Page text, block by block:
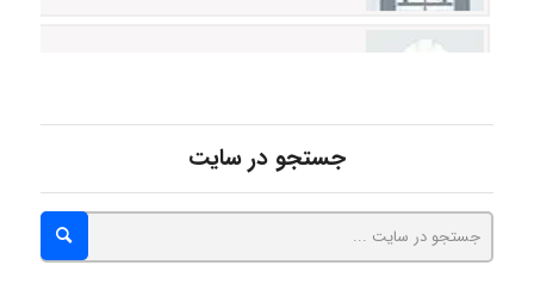
hosein abdolvand
Kati
جستجو در سایت